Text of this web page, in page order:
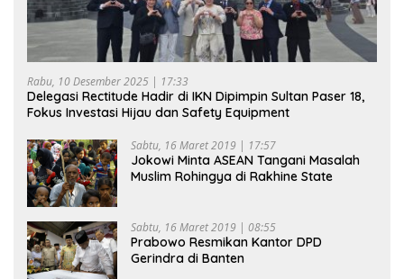
Rabu, 10 Desember 2025 | 17:33
Delegasi Rectitude Hadir di IKN Dipimpin Sultan Paser 18,
Fokus Investasi Hijau dan Safety Equipment
Sabtu, 16 Maret 2019 | 17:57
Jokowi Minta ASEAN Tangani Masalah
Muslim Rohingya di Rakhine State
Sabtu, 16 Maret 2019 | 08:55
Prabowo Resmikan Kantor DPD
Gerindra di Banten